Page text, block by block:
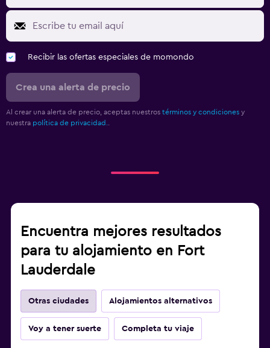
Recibir las ofertas especiales de momondo
Crea una alerta de precio
Al crear una alerta de precio, aceptas nuestros términos y condiciones y
nuestra política de privacidad.
Encuentra mejores resultados
para tu alojamiento en Fort
Lauderdale
Otras ciudades Alojamientos alternativos
Voy a tener suerte Completa tu viaje